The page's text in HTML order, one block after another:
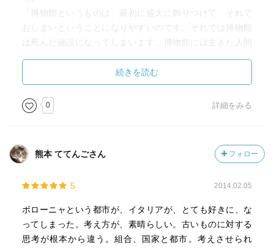
「博物館というものは、最初に盛大に飾りつけて、それで
おしまいということになりやすいのです。それでは博物館
は死んだ施設になってしまいます。博物館には生きた人間
ん。いつもいきいき生きている施設にするために、当館は
三つの原則を掲げています。
一つは、展示は二ヵ月ごとに変えること。評判のよいもの
は半年くらい残すことはありますが、原則は、二カ月ごと
第二は、ここの展示はほとんどが動く。
第三の原則は、ここがわたしたちの学校の卒業生たちの同
・「困難にぶつかったら過去を勉強しなさい。未来は過去
の中にあるからです。学校や博物館というのは、そういう
ものなのです」
続きを読む
0 詳細をみる
熊本 ててんごさん フォロー
5 2014.02.05
ボローニャという都市が、イタリアが、とても好きに、な
ってしまった。考え方が、素晴らしい。古いものに対する
思考が根本から違う。組合、国家と都市。考えさせられ